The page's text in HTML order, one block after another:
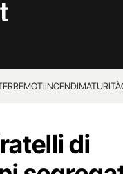
INCENDIMATURITÀ
di